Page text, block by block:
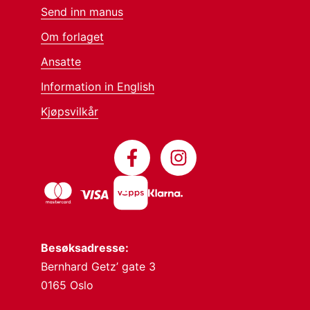
Besøksadresse:
Bernhard Getz’ gate 3
0165 Oslo
Send inn manus
Om forlaget
Ansatte
Information in English
Kjøpsvilkår